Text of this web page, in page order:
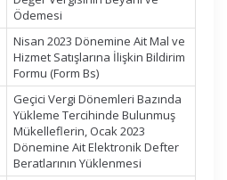
Ödemesi
Nisan 2023 Dönemine Ait Mal ve
Hizmet Satışlarına İlişkin Bildirim
Formu (Form Bs)
Geçici Vergi Dönemleri Bazında
Yükleme Tercihinde Bulunmuş
Mükelleflerin, Ocak 2023
Dönemine Ait Elektronik Defter
Beratlarının Yüklenmesi